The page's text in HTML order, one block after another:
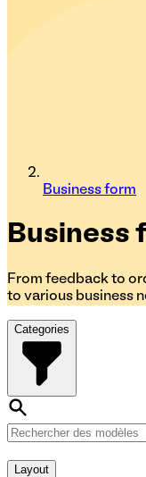
Business form
Business
From feedback to
to various business
Categories
Layout